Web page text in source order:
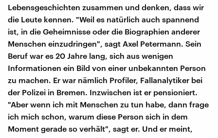
Lebensgeschichten zusammen und denken, dass wir
die Leute kennen. "Weil es natürlich auch spannend
ist, in die Geheimnisse oder die Biographien anderer
Menschen einzudringen", sagt Axel Petermann. Sein
Beruf war es 20 Jahre lang, sich aus wenigen
Informationen ein Bild von einer unbekannten Person
zu machen. Er war nämlich Profiler, Fallanalytiker bei
der Polizei in Bremen. Inzwischen ist er pensioniert.
"Aber wenn ich mit Menschen zu tun habe, dann frage
ich mich schon, warum diese Person sich in dem
Moment gerade so verhält", sagt er. Und er meint,